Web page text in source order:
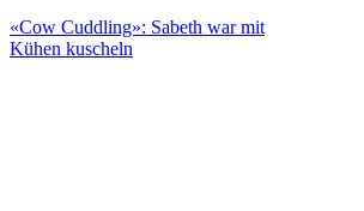
«Cow Cuddling»: Sabeth war mit
Kühen kuscheln